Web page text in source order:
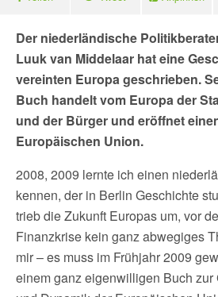
Der niederländische
Luuk van Middelaar hat eine
vereinten Europa geschrieben.
Buch handelt vom Europa der
und der Bürger und eröffnet
Europäischen Union.
2008, 2009 lernte ich einen
kennen, der in Berlin Geschichte
trieb die Zukunft Europas um, vor
Finanzkrise kein ganz abwegiges
mir – es muss im Frühjahr 2009
einem ganz eigenwilligen Buch zur